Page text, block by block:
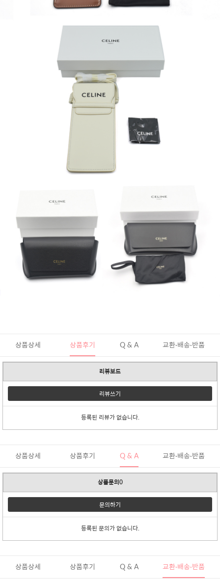
상품상세 상품후기 Q & A 교환·배송·반품
리뷰보드
리뷰쓰기
등록된 리뷰가 없습니다.
상품상세 상품후기 Q & A 교환·배송·반품
상품문의0
문의하기
등록된 문의가 없습니다.
상품상세 상품후기 Q & A 교환·배송·반품